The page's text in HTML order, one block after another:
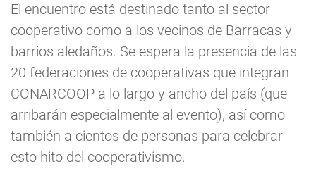
El encuentro está destinado tanto al sector
cooperativo como a los vecinos de Barracas y
barrios aledaños. Se espera la presencia de las
20 federaciones de cooperativas que integran
CONARCOOP a lo largo y ancho del país (que
arribarán especialmente al evento), así como
también a cientos de personas para celebrar
esto hito del cooperativismo.